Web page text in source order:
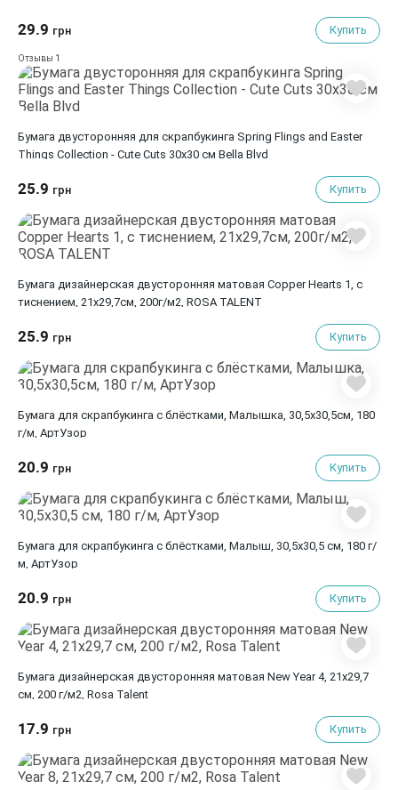
29.9 грн Купить
Отзывы 1
Бумага двусторонняя для скрапбукинга Spring Flings and Easter
Things Collection - Cute Cuts 30х30 см Bella Blvd
25.9 грн Купить
Бумага дизайнерская двусторонняя матовая Copper Hearts 1, с
тиснением, 21х29,7см, 200г/м2, ROSA TALENT
25.9 грн Купить
Бумага для скрапбукинга с блёстками, Малышка, 30,5х30,5см, 180
г/м, АртУзор
20.9 грн Купить
Бумага для скрапбукинга с блёстками, Малыш, 30,5х30,5 см, 180 г/
м, АртУзор
20.9 грн Купить
Бумага дизайнерская двусторонняя матовая New Year 4, 21х29,7
см, 200 г/м2, Rosa Talent
17.9 грн Купить